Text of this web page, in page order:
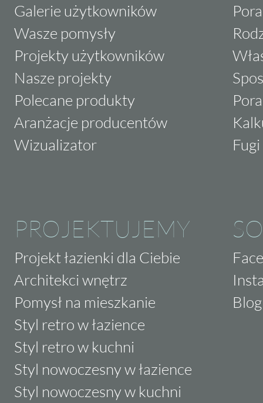
Galerie użytkowników
Wasze pomysły
Projekty użytkowników
Nasze projekty
Polecane produkty
Aranżacje producentów
Wizualizator
PROJEKTUJEMY
Projekt łazienki dla Ciebie
Architekci wnętrz
Pomysł na mieszkanie
Styl retro w łazience
Styl retro w kuchni
Styl nowoczesny w łazience
Styl nowoczesny w kuchni
Blog